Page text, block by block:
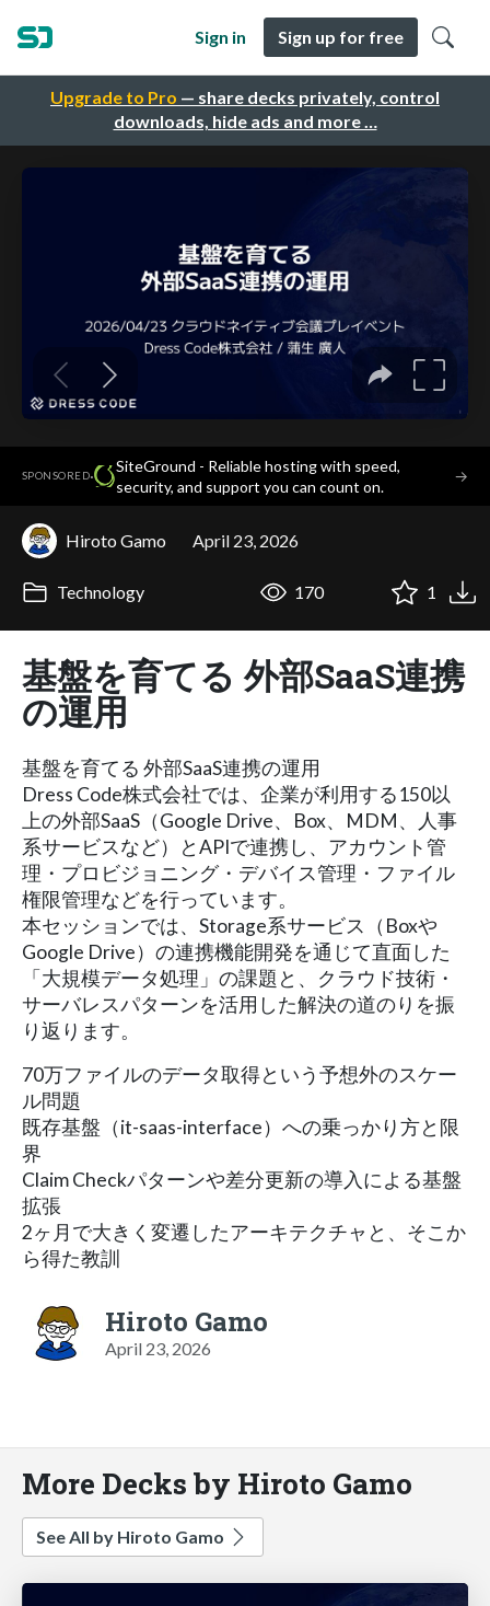
Upgrade to Pro — share decks privately, control
downloads, hide ads and more …
Sign in Sign up for free
SPONSORED·
SiteGround - Reliable hosting with speed,
security, and support you can count on.
→
Hiroto Gamo April 23, 2026
Technology 170 1
基盤を育てる 外部SaaS連携
の運用
基盤を育てる 外部SaaS連携の運用
Dress Code株式会社では、企業が利用する150以
上の外部SaaS（Google Drive、Box、MDM、人事
系サービスなど）とAPIで連携し、アカウント管
理・プロビジョニング・デバイス管理・ファイル
権限管理などを行っています。
本セッションでは、Storage系サービス（Boxや
Google Drive）の連携機能開発を通じて直面した
「大規模データ処理」の課題と、クラウド技術・
サーバレスパターンを活用した解決の道のりを振
り返ります。
70万ファイルのデータ取得という予想外のスケー
ル問題
既存基盤（it-saas-interface）への乗っかり方と限
界
Claim Checkパターンや差分更新の導入による基盤
拡張
2ヶ月で大きく変遷したアーキテクチャと、そこか
ら得た教訓
Hiroto Gamo
April 23, 2026
More Decks by Hiroto Gamo
See All by Hiroto Gamo